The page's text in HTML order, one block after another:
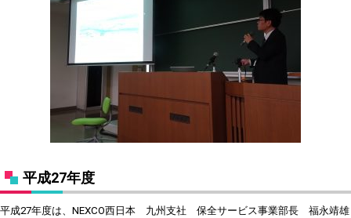
平成27年度
平成27年度は、NEXCO西日本 九州支社 保全サービス事業部長 福永靖雄